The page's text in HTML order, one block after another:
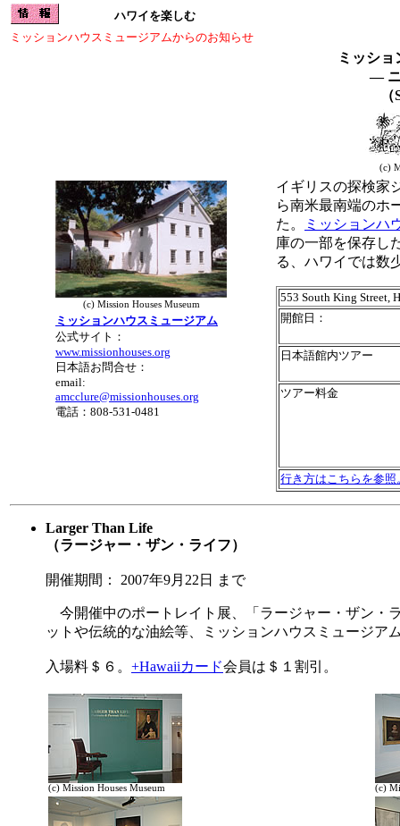
ハワイを楽しむ
ミッションハウスミュージアムからのお知らせ
ミッシ
―
(c)
(c) Mission Houses Museum
ミッションハウスミュージアム
公式サイト：
www.missionhouses.org
日本語お問合せ：
email:
amcclure@missionhouses.org
電話：808-531-0481
イギリスの探検家
ら南米最南端のホ
た。
ミッションハ
庫の一部を保存し
る、ハワイでは数
553 South King Street,
開館日：
日本語館内ツアー
ツアー料金
行き方はこちらを参照
Larger Than Life
（ラージャー・ザン・ライフ）
開催期間： 2007年9月22日 まで
今開催中のポートレイト展、「ラージャー・ザン・
ットや伝統的な油絵等、ミッションハウスミュージア
入場料＄６。 +Hawaiiカード会員は＄１割引。
(c) Mission Houses Museum (c)